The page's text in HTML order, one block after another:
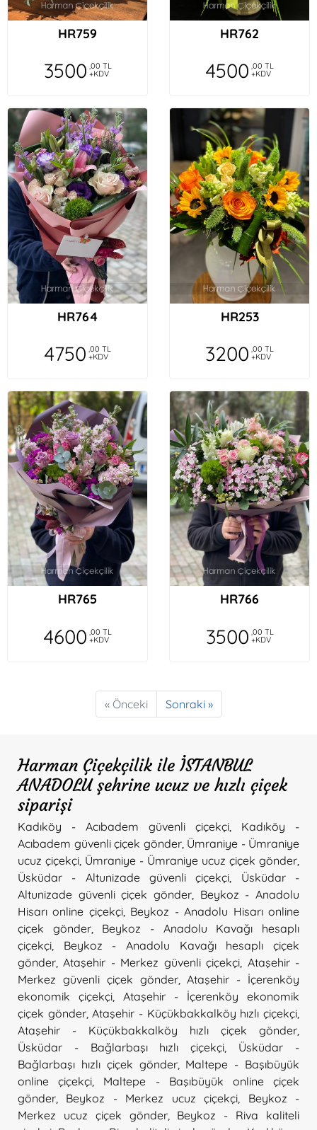
HR759
3500 ,00 TL
+KDV
HR762
4500 ,00 TL
+KDV
HR764
4750 ,00 TL
+KDV
HR253
3200 ,00 TL
+KDV
HR765
4600 ,00 TL
+KDV
HR766
3500 ,00 TL
+KDV
« Önceki Sonraki »
Harman Çiçekçilik ile İSTANBUL
ANADOLU şehrine ucuz ve hızlı çiçek
siparişi
Kadıköy - Acıbadem güvenli çiçekçi
Kadıköy -
Acıbadem güvenli çiçek gönder, Ümraniye - Ümraniye
ucuz çiçekçi Ümraniye - Ümraniye ucuz çiçek gönder
Üsküdar - Altunizade güvenli çiçekçi
Üsküdar -
Altunizade güvenli çiçek gönder
Beykoz - Anadolu
Hisarı online çiçekçi, Beykoz - Anadolu Hisarı online
çiçek gönder, Beykoz - Anadolu Kavağı hesaplı
çiçekçi
Beykoz - Anadolu Kavağı hesaplı çiçek
gönder ,Ataşehir - Merkez güvenli çiçekçi Ataşehir -
Merkez güvenli çiçek gönder,Ataşehir - İçerenköy
ekonomik çiçekçi
Ataşehir - İçerenköy ekonomik
çiçek gönder,Ataşehir - Küçükbakkalköy hızlı çiçekçi
Ataşehir - Küçükbakkalköy hızlı çiçek gönder
Üsküdar - Bağlarbaşı hızlı çiçekçi
Üsküdar -
Bağlarbaşı hızlı çiçek gönder, Maltepe - Başıbüyük
online çiçekçi
Maltepe - Başıbüyük online çiçek
gönder
Beykoz - Merkez ucuz çiçekçi
Beykoz -
Merkez ucuz çiçek gönder, Beykoz - Riva kaliteli